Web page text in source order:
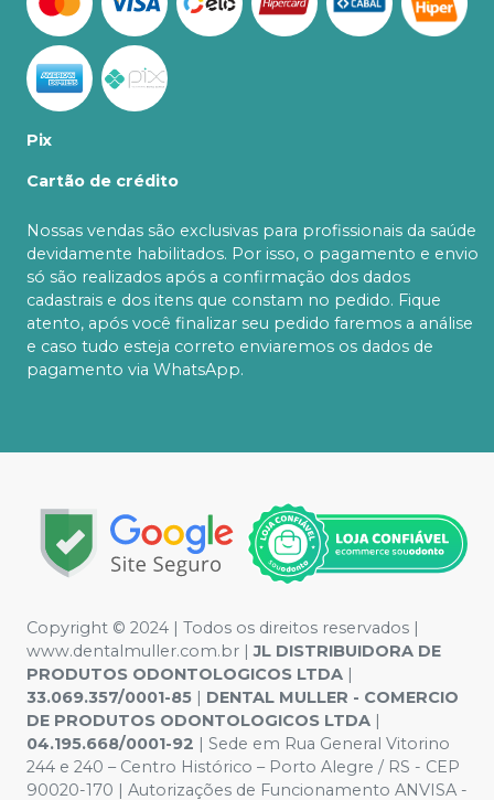
Pix
Cartão de crédito
Nossas vendas são exclusivas para profissionais da saúde
devidamente habilitados. Por isso, o pagamento e envio
só são realizados após a confirmação dos dados
cadastrais e dos itens que constam no pedido. Fique
atento, após você finalizar seu pedido faremos a análise
e caso tudo esteja correto enviaremos os dados de
pagamento via WhatsApp.
Copyright © 2024 | Todos os direitos reservados |
www.dentalmuller.com.br |JL DISTRIBUIDORA DE
PRODUTOS ODONTOLOGICOS LTDA |
33.069.357/0001-85 | DENTAL MULLER - COMERCIO
DE PRODUTOS ODONTOLOGICOS LTDA |
04.195.668/0001-92 | Sede em Rua General Vitorino
244 e 240 – Centro Histórico – Porto Alegre / RS - CEP
90020-170 | Autorizações de Funcionamento ANVISA -